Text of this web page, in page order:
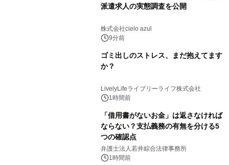
派遣求人の実態調査を公開
株式会社cielo azul
9分前
ゴミ出しのストレス、まだ抱えてます
か？
LivelyLifeライブリーライフ株式会社
1時間前
「借用書がないお金」は返さなければ
ならない？支払義務の有無を分ける5
つの確認点
弁護士法人若井綜合法律事務所
1時間前